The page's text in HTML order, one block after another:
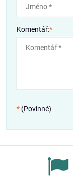
Komentář:*
* (Povinné)